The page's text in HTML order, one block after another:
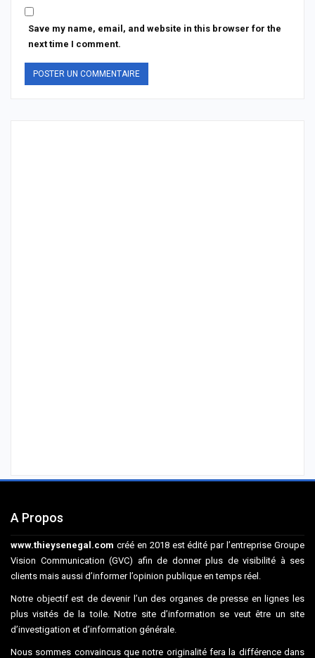
Save my name, email, and website in this browser for the
next time I comment.
A Propos
www.thieysenegal.com créé en 2018 est édité par l’entreprise Groupe
Vision Communication (GVC) afin de donner plus de visibilité à ses
clients mais aussi d’informer l’opinion publique en temps réel.
Notre objectif est de devenir l’un des organes de presse en lignes les
plus visités de la toile. Notre site d’information se veut être un site
d’investigation et d’information générale.
Nous sommes convaincus que notre originalité fera la différence dans